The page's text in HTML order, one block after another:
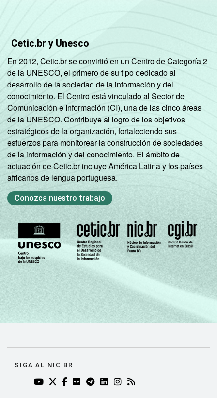
Cetic.br y Unesco
En 2012, Cetic.br se convirtió en un Centro de Categoría 2
de la UNESCO, el primero de su tipo dedicado al
desarrollo de la sociedad de la información y del
conocimiento. El Centro está vinculado al Sector de
Comunicación e Información (CI), una de las cinco áreas
de la UNESCO. Contribuye al logro de los objetivos
estratégicos de la organización, fortaleciendo sus
esfuerzos para monitorear la construcción de sociedades
de la información y del conocimiento. El ámbito de
actuación de Cetic.br incluye América Latina y los países
africanos de lengua portuguesa.
Conozca nuestro trabajo
SIGA AL NIC.BR
YOUTUBE DO NIC.BR (ABRE EM NOVA ABA)
TWITTER DO NIC.BR (ABRE EM NOVA ABA)
FACEBOOK DO NIC.BR (ABRE EM NOVA
FLICKR DO NIC.BR (ABRE EM NOVA
TELEGRAM DO NIC.BR (ABRE EM
LINKEDIN DO NIC.BR (ABRE
INSTAGRAM DO NIC.BR
RSS DO NIC.BR (ABRE